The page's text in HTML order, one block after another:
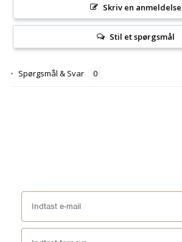
Skriv en anmeldelse
Stil et spørgsmål
Spørgsmål & Svar